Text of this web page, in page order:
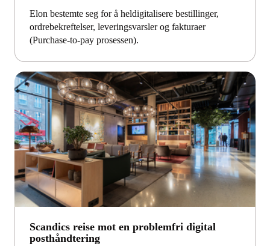
Elon bestemte seg for å heldigitalisere bestillinger,
ordrebekreftelser, leveringsvarsler og fakturaer
(Purchase-to-pay prosessen).
Scandics reise mot en problemfri digital
posthåndtering